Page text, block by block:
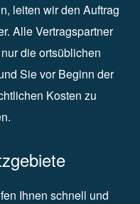
leiten wir den Auftrag
Alle Vertragspartner
die ortsüblichen
Sie vor Beginn der
Kosten zu
Ihnen schnell und